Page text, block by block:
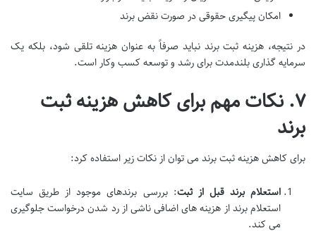
امکان پیگیری حقوقی در صورت نقض برند
در نتیجه، هزینه ثبت برند نباید صرفاً به عنوان هزینه تلقی شود، بلکه یک
سرمایه گذاری بلندمدت برای رشد و توسعه کسب وکار است.
۷. نکات مهم برای کاهش هزینه ثبت
برند
برای کاهش هزینه ثبت برند می توان از نکات زیر استفاده کرد:
استعلام برند قبل از ثبت: بررسی برندهای موجود از طریق سایت
استعلام برند از هزینه های اضافی ناشی از رد شدن درخواست جلوگیری
می کند.